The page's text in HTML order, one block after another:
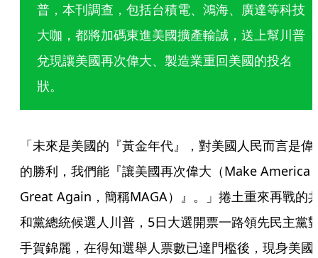
普，本刊調查，包括台積電、鴻海、廣達等科技
大咖，都將加碼東進美國擴產輸誠，送上幫川普
兌現讓美國再次偉大、製造業重回美國的投名
狀。
「未來是美國的『黃金年代』，對美國人民而言是偉
的勝利，我們能『讓美國再次偉大（Make America
Great Again，簡稱MAGA）』。」捲土重來再戰的
和黨總統候選人川普，5日大選開票一路領先民主黨
手賀錦麗，在得知選舉人票數已達門檻後，現身美國